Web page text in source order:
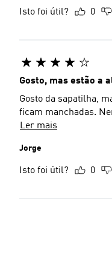
Isto foi útil? 0
Gosto, mas estão a
Gosto da sapatilha,
ficam manchadas.
Ler mais
Jorge
Isto foi útil? 0